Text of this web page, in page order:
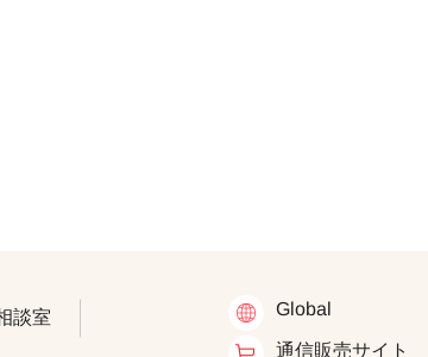
談室 Global
通信販売サイト